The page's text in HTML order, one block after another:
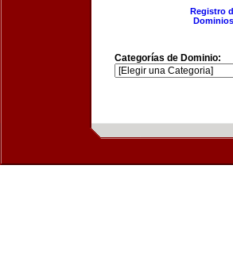
Registro
Categorías de Dominio: